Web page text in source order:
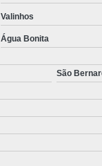
Valinhos
Água Bonita
São